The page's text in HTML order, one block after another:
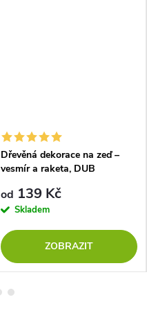
Dřevěná dekorace na zeď –
vesmír a raketa, DUB
od 139 Kč
Skladem
ZOBRAZIT